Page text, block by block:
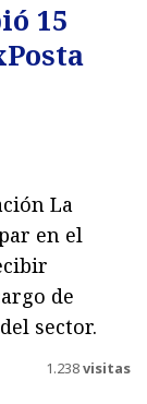
15
La
en el
de
sector.
1.238visitas